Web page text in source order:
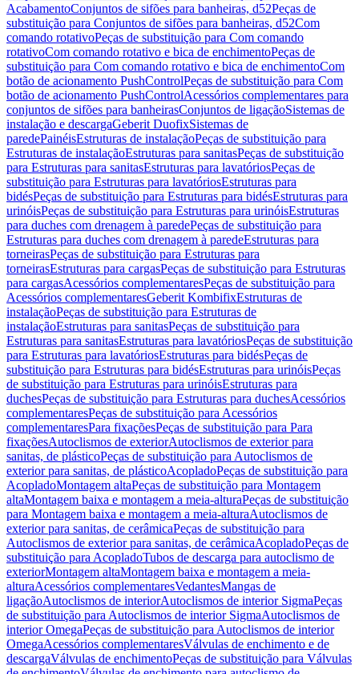
AcabamentoConjuntos de sifões para banheiras, d52Peças de
substituição para Conjuntos de sifões para banheiras, d52Com
comando rotativoPeças de substituição para Com comando
rotativoCom comando rotativo e bica de enchimentoPeças de
substituição para Com comando rotativo e bica de enchimentoCom
botão de acionamento PushControlPeças de substituição para Com
botão de acionamento PushControlAcessórios complementares para
conjuntos de sifões para banheirasConjuntos de ligaçãoSistemas de
instalação e descargaGeberit DuofixSistemas de
paredePainéisEstruturas de instalaçãoPeças de substituição para
Estruturas de instalaçãoEstruturas para sanitasPeças de substituição
para Estruturas para sanitasEstruturas para lavatóriosPeças de
substituição para Estruturas para lavatóriosEstruturas para
bidésPeças de substituição para Estruturas para bidésEstruturas para
urinóisPeças de substituição para Estruturas para urinóisEstruturas
para duches com drenagem à paredePeças de substituição para
Estruturas para duches com drenagem à paredeEstruturas para
torneirasPeças de substituição para Estruturas para
torneirasEstruturas para cargasPeças de substituição para Estruturas
para cargasAcessórios complementaresPeças de substituição para
Acessórios complementaresGeberit KombifixEstruturas de
instalaçãoPeças de substituição para Estruturas de
instalaçãoEstruturas para sanitasPeças de substituição para
Estruturas para sanitasEstruturas para lavatóriosPeças de substituição
para Estruturas para lavatóriosEstruturas para bidésPeças de
substituição para Estruturas para bidésEstruturas para urinóisPeças
de substituição para Estruturas para urinóisEstruturas para
duchesPeças de substituição para Estruturas para duchesAcessórios
complementaresPeças de substituição para Acessórios
complementaresPara fixaçõesPeças de substituição para Para
fixaçõesAutoclismos de exteriorAutoclismos de exterior para
sanitas, de plásticoPeças de substituição para Autoclismos de
exterior para sanitas, de plásticoAcopladoPeças de substituição para
AcopladoMontagem altaPeças de substituição para Montagem
altaMontagem baixa e montagem a meia-alturaPeças de substituição
para Montagem baixa e montagem a meia-alturaAutoclismos de
exterior para sanitas, de cerâmicaPeças de substituição para
Autoclismos de exterior para sanitas, de cerâmicaAcopladoPeças de
substituição para AcopladoTubos de descarga para autoclismo de
exteriorMontagem altaMontagem baixa e montagem a meia-
alturaAcessórios complementaresVedantesMangas de
ligaçãoAutoclismos de interiorAutoclismos de interior SigmaPeças
de substituição para Autoclismos de interior SigmaAutoclismos de
interior OmegaPeças de substituição para Autoclismos de interior
OmegaAcessórios complementaresVálvulas de enchimento e de
descargaVálvulas de enchimentoPeças de substituição para Válvulas